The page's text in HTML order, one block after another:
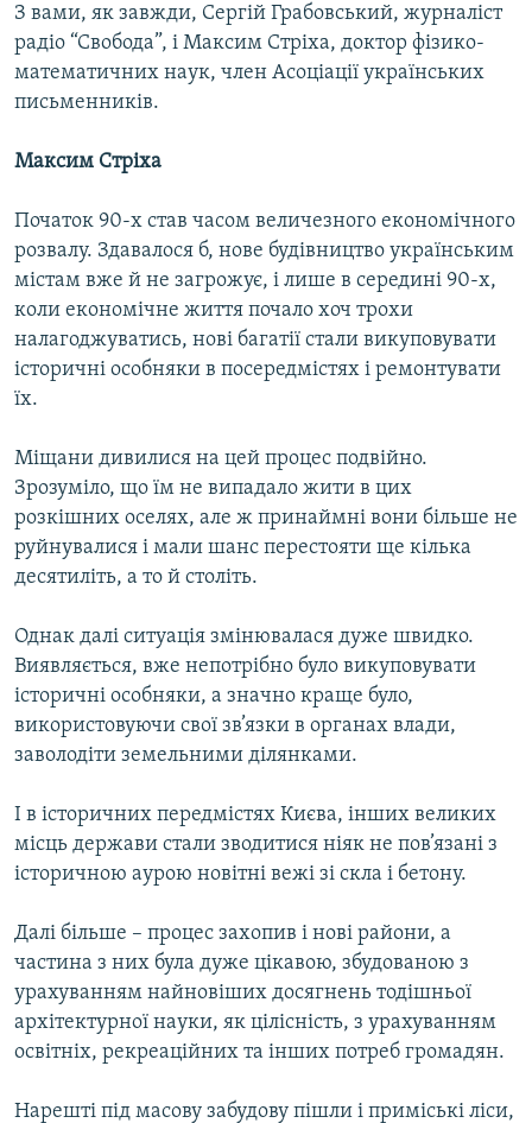
УКР
КТАТ
Усі сайти RFE/RL
З вами, як завжди, Сергій Грабовський, журналіст
радіо “Свобода”, і Максим Стріха, доктор фізико-
математичних наук, член Асоціації українських
письменників.
Максим Стріха
Початок 90-х став часом величезного економічного
розвалу. Здавалося б, нове будівництво українським
містам вже й не загрожує, і лише в середині 90-х,
коли економічне життя почало хоч трохи
налагоджуватись, нові багатії стали викуповувати
історичні особняки в посередмістях і ремонтувати
їх.
Міщани дивилися на цей процес подвійно.
Зрозуміло, що їм не випадало жити в цих
розкішних оселях, але ж принаймні вони більше не
руйнувалися і мали шанс перестояти ще кілька
десятиліть, а то й століть.
Однак далі ситуація змінювалася дуже швидко.
Виявляється, вже непотрібно було викуповувати
історичні особняки, а значно краще було,
використовуючи свої зв’язки в органах влади,
заволодіти земельними ділянками.
І в історичних передмістях Києва, інших великих
місць держави стали зводитися ніяк не пов’язані з
історичною аурою новітні вежі зі скла і бетону.
Далі більше – процес захопив і нові райони, а
частина з них була дуже цікавою, збудованою з
урахуванням найновіших досягнень тодішньої
архітектурної науки, як цілісність, з урахуванням
освітніх, рекреаційних та інших потреб громадян.
Нарешті під масову забудову пішли і приміські ліси,